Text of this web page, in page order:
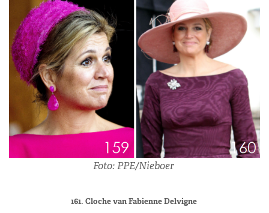
Foto: PPE/Nieboer
161. Cloche van Fabienne Delvigne